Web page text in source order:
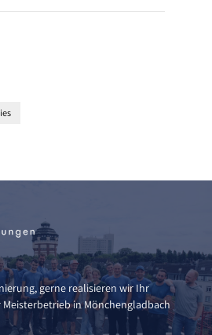
gerne realisieren wir Ihr
in Mönchengladbach